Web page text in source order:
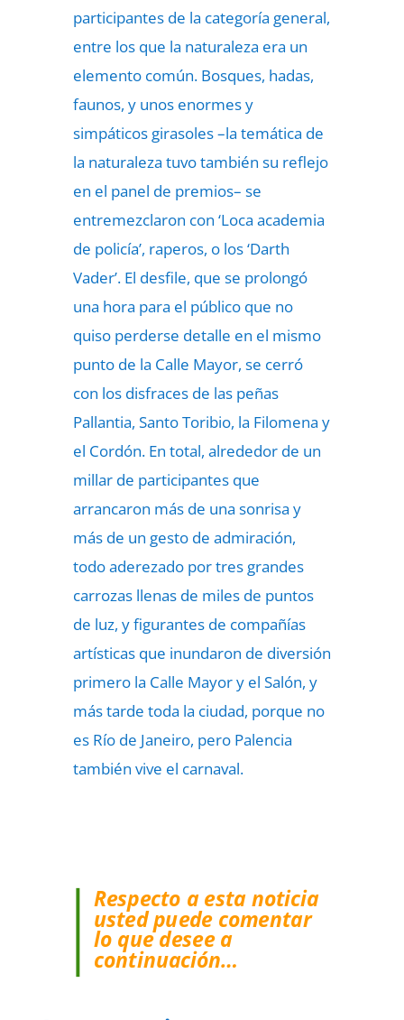
participantes de la categoría general,
entre los que la naturaleza era un
elemento común. Bosques, hadas,
faunos, y unos enormes y
simpáticos girasoles –la temática de
la naturaleza tuvo también su reflejo
en el panel de premios– se
entremezclaron con ‘Loca academia
de policía’, raperos, o los ‘Darth
Vader’. El desfile, que se prolongó
una hora para el público que no
quiso perderse detalle en el mismo
punto de la Calle Mayor, se cerró
con los disfraces de las peñas
Pallantia, Santo Toribio, la Filomena y
el Cordón. En total, alrededor de un
millar de participantes que
arrancaron más de una sonrisa y
más de un gesto de admiración,
todo aderezado por tres grandes
carrozas llenas de miles de puntos
de luz, y figurantes de compañías
artísticas que inundaron de diversión
primero la Calle Mayor y el Salón, y
más tarde toda la ciudad, porque no
es Río de Janeiro, pero Palencia
también vive el carnaval.
Respecto a esta noticia
usted puede comentar
lo que desee a
continuación…